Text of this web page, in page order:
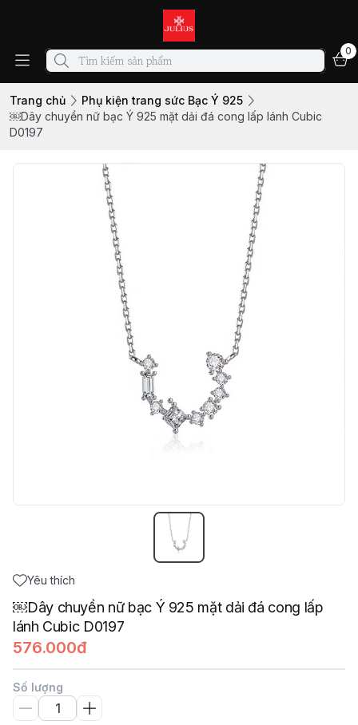
0
Trang chủ
Phụ kiện trang sức Bạc Ý 925
￼Dây chuyền nữ bạc Ý 925 mặt dải đá cong lấp lánh Cubic
D0197
Yêu thích
￼Dây chuyền nữ bạc Ý 925 mặt dải đá cong lấp
lánh Cubic D0197
576.000đ
Số lượng